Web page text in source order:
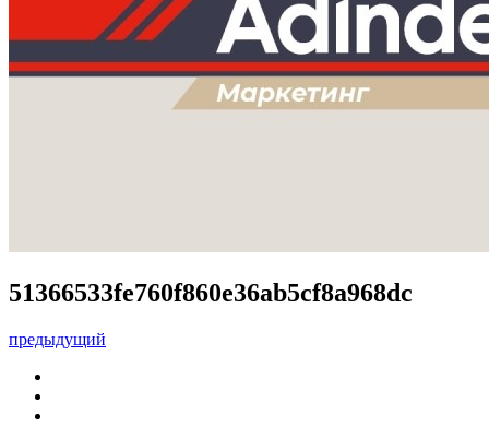
51366533fe760f860e36ab5cf8a968dc
предыдущий